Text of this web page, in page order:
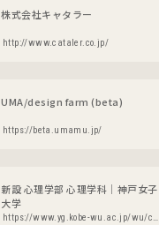
株式会社キャタラー
http://www.cataler.co.jp/
UMA/design farm (beta)
https://beta.umamu.jp/
新設 心理学部 心理学科｜神戸女子
大学
https://www.yg.kobe-wu.ac.jp/wu/course/f-psychology/psychology.html